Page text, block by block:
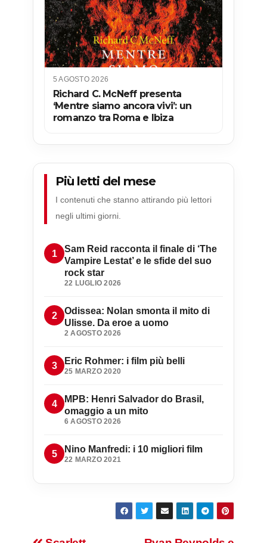
5 AGOSTO 2026
Richard C. McNeff presenta
‘Mentre siamo ancora vivi’: un
romanzo tra Roma e Ibiza
Più letti del mese
I contenuti che stanno attirando più lettori
negli ultimi giorni.
Sam Reid racconta il finale di ‘The
Vampire Lestat’ e le sfide del suo
rock star
22 LUGLIO 2026
Odissea: Nolan smonta il mito di
Ulisse. Da eroe a uomo
2 AGOSTO 2026
Eric Rohmer: i film più belli
25 MARZO 2020
MPB: Henri Salvador do Brasil,
omaggio a un mito
6 AGOSTO 2026
Nino Manfredi: i 10 migliori film
22 MARZO 2021